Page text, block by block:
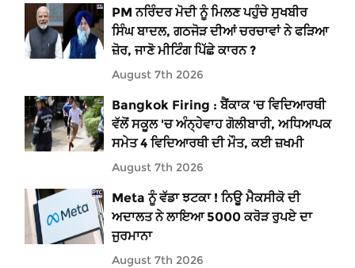
PM ਨਰਿੰਦਰ ਮੋਦੀ ਨੂੰ ਮਿਲਣ ਪਹੁੰਚੇ ਸੁਖਬੀਰ
ਸਿੰਘ ਬਾਦਲ, ਗਠਜੋੜ ਦੀਆਂ ਚਰਚਾਵਾਂ ਨੇ ਫੜਿਆ
ਜ਼ੋਰ, ਜਾਣੋ ਮੀਟਿੰਗ ਪਿੱਛੇ ਕਾਰਨ ?
August 7th 2026
Bangkok Firing : ਬੈਂਕਾਕ 'ਚ ਵਿਦਿਆਰਥੀ
ਵੱਲੋਂ ਸਕੂਲ 'ਚ ਅੰਨ੍ਹੇਵਾਹ ਗੋਲੀਬਾਰੀ, ਅਧਿਆਪਕ
ਸਮੇਤ 4 ਵਿਦਿਆਰਥੀ ਦੀ ਮੌਤ, ਕਈ ਜ਼ਖਮੀ
August 7th 2026
Meta ਨੂੰ ਵੱਡਾ ਝਟਕਾ ! ਨਿਊ ਮੈਕਸੀਕੋ ਦੀ
ਅਦਾਲਤ ਨੇ ਲਾਇਆ 5000 ਕਰੋੜ ਰੁਪਏ ਦਾ
ਜੁਰਮਾਨਾ
August 7th 2026